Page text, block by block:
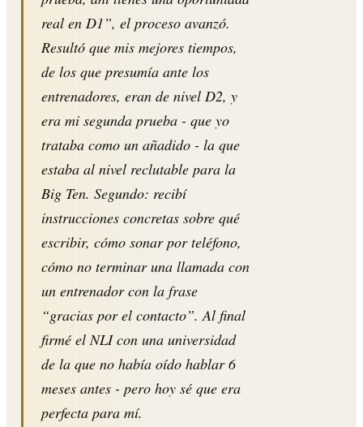
real en D1”, el proceso avanzó.
Resultó que mis mejores tiempos,
de los que presumía ante los
entrenadores, eran de nivel D2, y
era mi segunda prueba - que yo
trataba como un añadido - la que
estaba al nivel reclutable para la
Big Ten. Segundo: recibí
instrucciones concretas sobre qué
escribir, cómo sonar por teléfono,
cómo no terminar una llamada con
un entrenador con la frase
“gracias por el contacto”. Al final
firmé el NLI con una universidad
de la que no había oído hablar 6
meses antes - pero hoy sé que era
perfecta para mí.